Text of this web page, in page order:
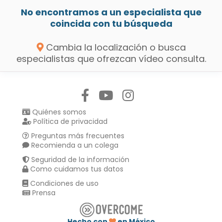
No encontramos a un especialista que
coincida con tu búsqueda
Cambia la localización o busca
especialistas que ofrezcan vídeo consulta.
Quiénes somos
Política de privacidad
Preguntas más frecuentes
Recomienda a un colega
Seguridad de la información
Como cuidamos tus datos
Condiciones de uso
Prensa